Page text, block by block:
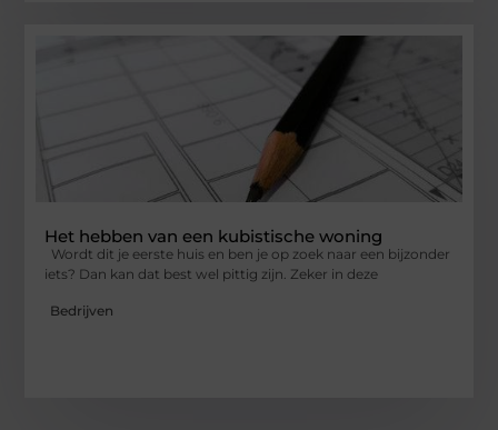
Het hebben van een kubistische woning
Wordt dit je eerste huis en ben je op zoek naar een bijzonder
iets? Dan kan dat best wel pittig zijn. Zeker in deze
Bedrijven